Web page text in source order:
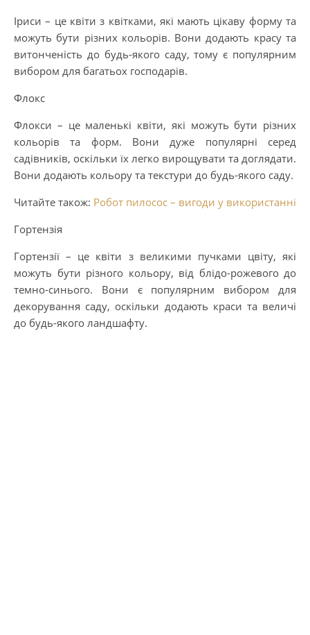
Іриси – це квіти з квітками, які мають цікаву форму та
можуть бути різних кольорів. Вони додають красу та
витонченість до будь-якого саду, тому є популярним
вибором для багатьох господарів.
Флокс
Флокси – це маленькі квіти, які можуть бути різних
кольорів та форм. Вони дуже популярні серед
садівників, оскільки їх легко вирощувати та доглядати.
Вони додають кольору та текстури до будь-якого саду.
Читайте також: Робот пилосос – вигоди у використанні
Гортензія
Гортензії – це квіти з великими пучками цвіту, які
можуть бути різного кольору, від блідо-рожевого до
темно-синього. Вони є популярним вибором для
декорування саду, оскільки додають краси та величі
до будь-якого ландшафту.